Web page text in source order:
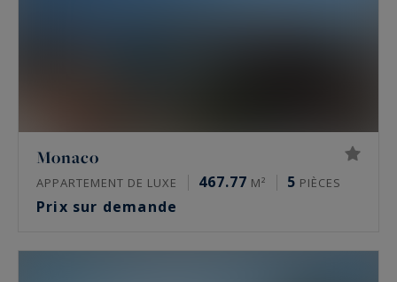
Monaco
APPARTEMENT DE LUXE 467.77 M² 5 PIÈCES
Prix sur demande